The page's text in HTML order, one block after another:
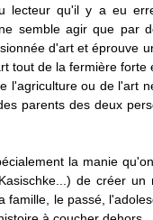
lecteur qu'il y a eu
semble agir que par
d'art et éprouve
tout de la fermière
l'agriculture ou de l'art
parents des deux
la manie
de créer un
famille, le passé,